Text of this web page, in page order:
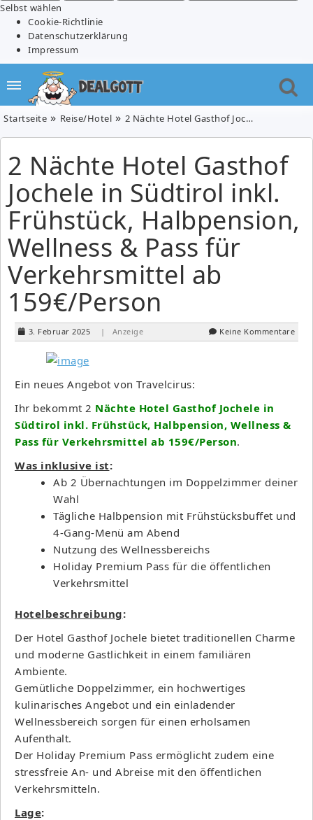
Selbst wählen
Cookie-Richtlinie
Datenschutzerklärung
Impressum
Startseite Reise/Hotel 2 Nächte Hotel Gasthof Jochele in Südtirol inkl. Frühstück, Halbpension, Wellness & Pass für Verkehrsmittel ab 159€/Person
2 Nächte Hotel Gasthof
Jochele in Südtirol inkl.
Frühstück, Halbpension,
Wellness & Pass für
Verkehrsmittel ab
159€/Person
3. Februar 2025 | Anzeige Keine Kommentare
Ein neues Angebot von Travelcirus:
Ihr bekommt 2 Nächte Hotel Gasthof Jochele in
Südtirol inkl. Frühstück, Halbpension, Wellness &
Pass für Verkehrsmittel ab 159€/Person.
Was inklusive ist:
Ab 2 Übernachtungen im Doppelzimmer deiner
Wahl
Tägliche Halbpension mit Frühstücksbuffet und
4-Gang-Menü am Abend
Nutzung des Wellnessbereichs
Holiday Premium Pass für die öffentlichen
Verkehrsmittel
Hotelbeschreibung:
Der Hotel Gasthof Jochele bietet traditionellen Charme
und moderne Gastlichkeit in einem familiären
Ambiente.
Gemütliche Doppelzimmer, ein hochwertiges
kulinarisches Angebot und ein einladender
Wellnessbereich sorgen für einen erholsamen
Aufenthalt.
Der Holiday Premium Pass ermöglicht zudem eine
stressfreie An- und Abreise mit den öffentlichen
Verkehrsmitteln.
Lage: